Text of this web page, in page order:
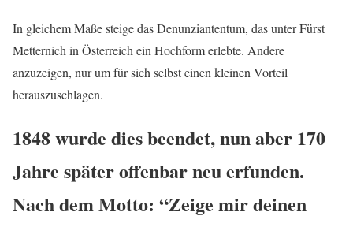
In gleichem Maße steige das Denunziantentum, das unter Fürst
Metternich in Österreich ein Hochform erlebte. Andere
anzuzeigen, nur um für sich selbst einen kleinen Vorteil
herauszuschlagen.
1848 wurde dies beendet, nun aber 170
Jahre später offenbar neu erfunden.
Nach dem Motto: “Zeige mir deinen